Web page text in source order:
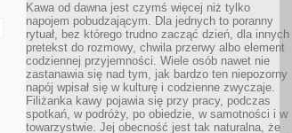
Kawa od dawna jest czymś więcej niż tylko
napojem pobudzającym. Dla jednych to poranny
rytuał, bez którego trudno zacząć dzień, dla innych
pretekst do rozmowy, chwila przerwy albo element
codziennej przyjemności. Wiele osób nawet nie
zastanawia się nad tym, jak bardzo ten niepozorny
napój wpisał się w kulturę i codzienne zwyczaje.
Filiżanka kawy pojawia się przy pracy, podczas
spotkań, w podróży, po obiedzie, w samotności i w
towarzystwie. Jej obecność jest tak naturalna, że